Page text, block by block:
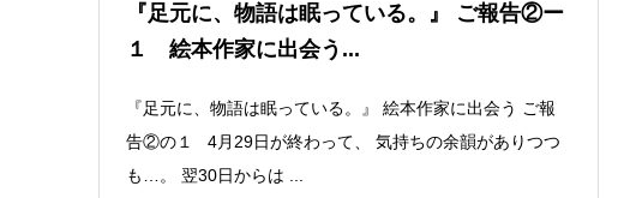
『足元に、物語は眠っている。』 ご報告②ー
１ 絵本作家に出会う...
『足元に、物語は眠っている。』 絵本作家に出会う ご報
告②の１ 4月29日が終わって、 気持ちの余韻がありつつ
も…。 翌30日からは ...